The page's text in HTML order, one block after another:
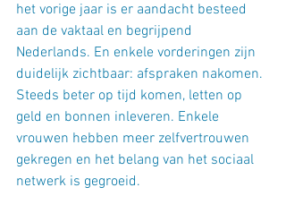
het vorige jaar is er aandacht besteed
aan de vaktaal en begrijpend
Nederlands. En enkele vorderingen zijn
duidelijk zichtbaar: afspraken nakomen.
Steeds beter op tijd komen, letten op
geld en bonnen inleveren. Enkele
vrouwen hebben meer zelfvertrouwen
gekregen en het belang van het sociaal
netwerk is gegroeid.